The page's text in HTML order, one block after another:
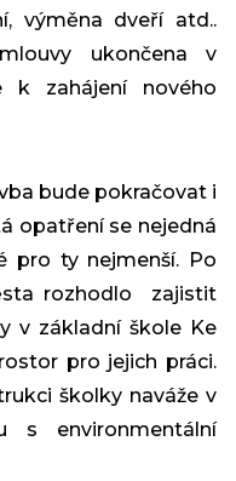
výměna dveří atd..
ukončena v
k zahájení nového
bude pokračovat i
opatření se nejedná
pro ty nejmenší. Po
rozhodlo zajistit
v základní škole Ke
pro jejich práci.
školky naváže v
s environmentální